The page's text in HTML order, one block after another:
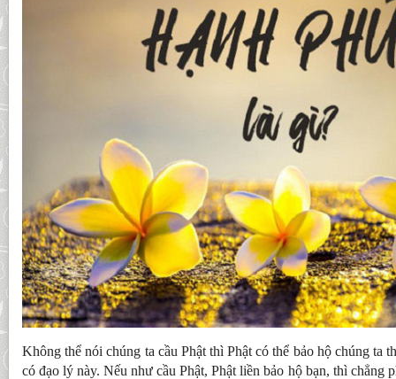
Không thể nói chúng ta cầu Phật thì Phật có thể bảo hộ chúng ta
có đạo lý này. Nếu như cầu Phật, Phật liền bảo hộ bạn, thì chẳng